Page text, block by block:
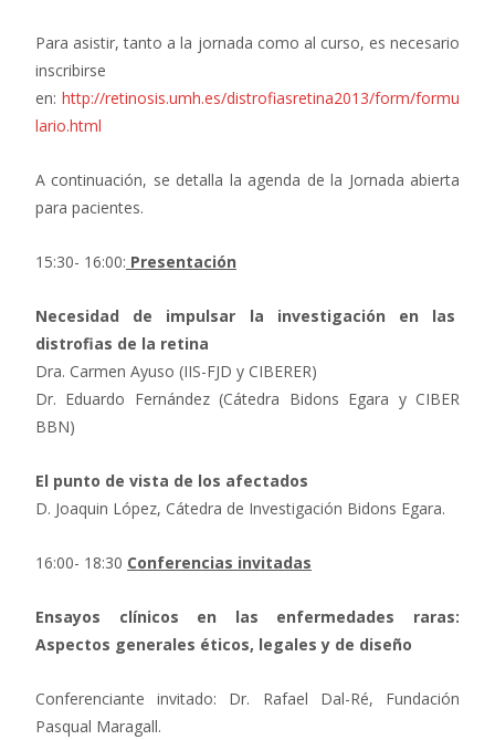
Para asistir, tanto a la jornada como al curso, es necesario
inscribirse
en: http://retinosis.umh.es/distrofiasretina2013/form/formu
lario.html
A continuación, se detalla la agenda de la Jornada abierta
para pacientes.
15:30- 16:00: Presentación
Necesidad de impulsar la investigación en las
distrofias de la retina
Dra. Carmen Ayuso (IIS-FJD y CIBERER)
Dr. Eduardo Fernández (Cátedra Bidons Egara y CIBER
BBN)
El punto de vista de los afectados
D. Joaquin López, Cátedra de Investigación Bidons Egara.
16:00- 18:30 Conferencias invitadas
Ensayos clínicos en las enfermedades raras:
Aspectos generales éticos, legales y de diseño
Conferenciante invitado: Dr. Rafael Dal-Ré, Fundación
Pasqual Maragall.